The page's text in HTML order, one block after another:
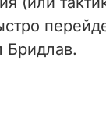
Бридлав.